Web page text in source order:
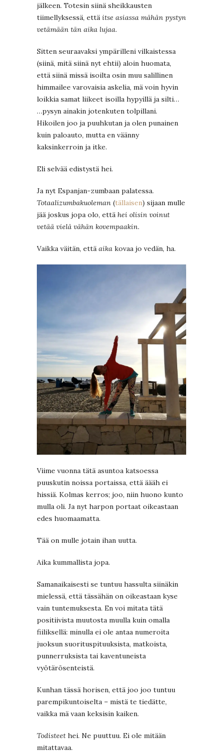
jälkeen. Totesin siinä sheikkausten
tiimellyksessä, että itse asiassa mähän pystyn
vetämään tän aika lujaa.
Sitten seuraavaksi ympärilleni vilkaistessa
(siinä, mitä siinä nyt ehtii) aloin huomata,
että siinä missä isoilta osin muu salillinen
himmailee varovaisia askelia, mä voin hyvin
loikkia samat liikeet isoilla hypyillä ja silti…
…pysyn ainakin jotenkuten tolpillani.
Hikoilen joo ja puuhkutan ja olen punainen
kuin paloauto, mutta en väänny
kaksinkerroin ja itke.
Eli selvää edistystä hei.
Ja nyt Espanjan-zumbaan palatessa.
Totaalizumbakuoleman (tällaisen) sijaan mulle
jää joskus jopa olo, että hei olisin voinut
vetää vielä vähän kovempaakin.
Vaikka väitän, että aika kovaa jo vedän, ha.
Viime vuonna tätä asuntoa katsoessa
puuskutin noissa portaissa, että äääh ei
hissiä. Kolmas kerros; joo, niin huono kunto
mulla oli. Ja nyt harpon portaat oikeastaan
edes huomaamatta.
Tää on mulle jotain ihan uutta.
Aika kummallista jopa.
Samanaikaisesti se tuntuu hassulta siinäkin
mielessä, että tässähän on oikeastaan kyse
vain tuntemuksesta. En voi mitata tätä
positiivista muutosta muulla kuin omalla
fiiliksellä: minulla ei ole antaa numeroita
juoksun suorituspituuksista, matkoista,
punnerruksista tai kaventuneista
vyötärösenteistä.
Kunhan tässä horisen, että joo joo tuntuu
parempikuntoiselta – mistä te tiedätte,
vaikka mä vaan keksisin kaiken.
Todisteet hei. Ne puuttuu. Ei ole mitään
mitattavaa.